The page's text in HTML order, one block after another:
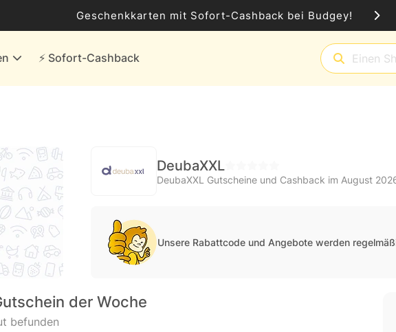
Geschenkkarten mit Sofort-Cashback bei Budgey!
⚡️ Sofort-Cashback
DeubaXXL
DeubaXXL Gutscheine und Cashback im August
Unsere Rabattcode und Angebote werden
der Woche
befunden